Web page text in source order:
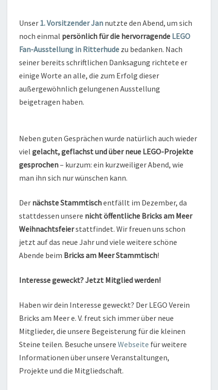
Unser 1. Vorsitzender Jan nutzte den Abend, um sich
noch einmal persönlich für die hervorragende LEGO
Fan-Ausstellung in Ritterhude zu bedanken. Nach
seiner bereits schriftlichen Danksagung richtete er
einige Worte an alle, die zum Erfolg dieser
außergewöhnlich gelungenen Ausstellung
beigetragen haben.
Neben guten Gesprächen wurde natürlich auch wieder
viel gelacht, geflachst und über neue LEGO-Projekte
gesprochen– kurzum: ein kurzweiliger Abend, wie
man ihn sich nur wünschen kann.
Der nächste Stammtischentfällt im Dezember, da
stattdessen unsere nicht öffentliche Bricks am Meer
Weihnachtsfeierstattfindet. Wir freuen uns schon
jetzt auf das neue Jahr und viele weitere schöne
Abende beim Bricks am Meer Stammtisch!
Interesse geweckt? Jetzt Mitglied werden!
Haben wir dein Interesse geweckt? Der LEGO Verein
Bricks am Meer e. V. freut sich immer über neue
Mitglieder, die unsere Begeisterung für die kleinen
Steine teilen. Besuche unsere Webseite für weitere
Informationen über unsere Veranstaltungen,
Projekte und die Mitgliedschaft.